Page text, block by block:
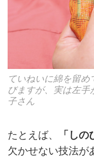
ていねいに綿を留
びますが、実は左
子さん
たとえば、 「しの
欠かせない技法が